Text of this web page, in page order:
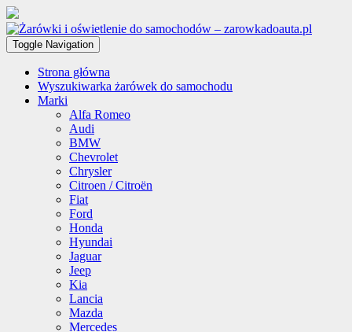
Toggle Navigation
Strona główna
Wyszukiwarka żarówek do samochodu
Marki
Alfa Romeo
Audi
BMW
Chevrolet
Chrysler
Citroen / Citroën
Fiat
Ford
Honda
Hyundai
Jaguar
Jeep
Kia
Lancia
Mazda
Mercedes